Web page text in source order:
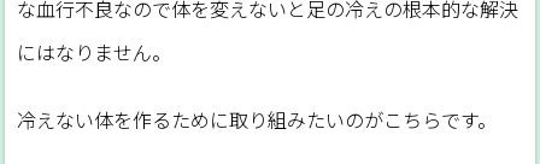
な血行不良なので体を変えないと足の冷えの根本的な解決
にはなりません。
冷えない体を作るために取り組みたいのがこちらです。